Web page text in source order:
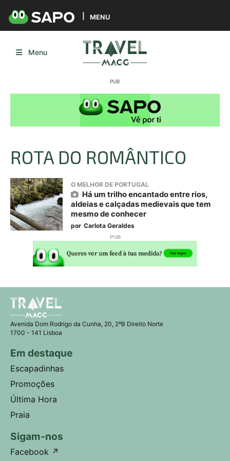
MENU
Menu
ROTA DO ROMÂNTICO
O MELHOR DE PORTUGAL
Há um trilho encantado entre rios,
aldeias e calçadas medievais que tem
mesmo de conhecer
por Carlota Geraldes
Avenida Dom Rodrigo da Cunha, 20, 2ºB Direito Norte
1700 - 141 Lisboa
Em destaque
Escapadinhas
Promoções
Última Hora
Praia
Sigam-nos
Facebook ↗